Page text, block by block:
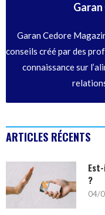
Garan Cedore
conseils créé par des
connaissance sur
ARTICLES RÉCENTS
?
04/